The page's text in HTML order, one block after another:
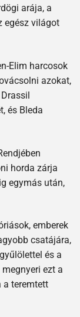
arája, a
egész világot
Elim harcosok
azokat,
és Bleda
horda zárja
egymás után,
emberek
csatájára,
és a
ezt a
a teremtett